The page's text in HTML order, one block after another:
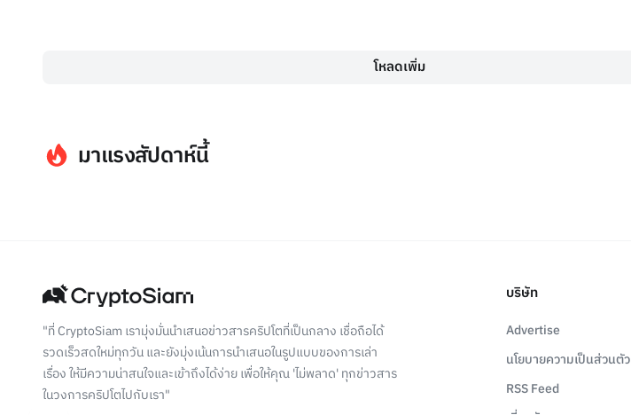
โหลดเพิ่ม
มาแรงสัปดาห์นี้
"ที่ CryptoSiam เรามุ่งมั่นนำเสนอข่าวสารคริปโตที่เป็นกลาง เชื่อถือได้
รวดเร็วสดใหม่ทุกวัน และยังมุ่งเน้นการนำเสนอในรูปแบบของการเล่า
เรื่อง ให้มีความน่าสนใจและเข้าถึงได้ง่าย เพื่อให้คุณ 'ไม่พลาด' ทุกข่าวสาร
ในวงการคริปโตไปกับเรา"
บริษัท
Advertise
นโยบายความเป็นส่วนตัว
RSS Feed